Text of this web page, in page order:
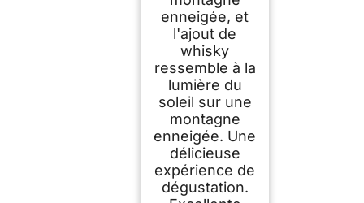
enneigée, et
l'ajout de
whisky
ressemble à la
lumière du
soleil sur une
montagne
enneigée. Une
délicieuse
expérience de
dégustation.